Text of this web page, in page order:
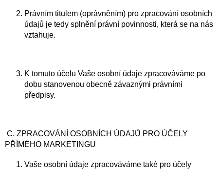
Právním titulem (oprávněním) pro zpracování osobních
údajů je tedy splnění právní povinnosti, která se na nás
vztahuje.
K tomuto účelu Vaše osobní údaje zpracováváme po
dobu stanovenou obecně závaznými právními
předpisy.
C. ZPRACOVÁNÍ OSOBNÍCH ÚDAJŮ PRO ÚČELY
PŘÍMÉHO MARKETINGU
Vaše osobní údaje zpracováváme také pro účely